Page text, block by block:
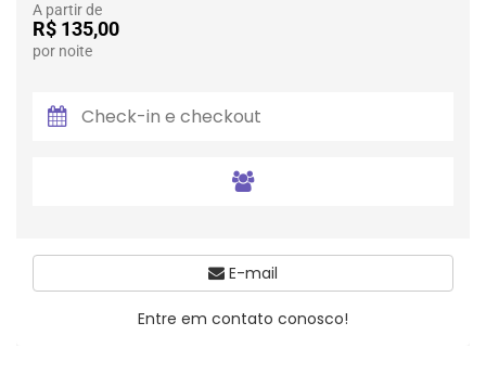
A partir de
R$ 135,00
por noite
E-mail
Entre em contato conosco!